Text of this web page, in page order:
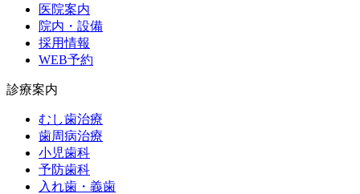
医院案内
院内・設備
採用情報
WEB予約
診療案内
むし歯治療
歯周病治療
小児歯科
予防歯科
入れ歯・義歯